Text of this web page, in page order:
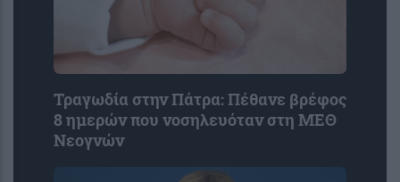
Τραγωδία στην Πάτρα: Πέθανε βρέφος
8 ημερών που νοσηλευόταν στη ΜΕΘ
Νεογνών